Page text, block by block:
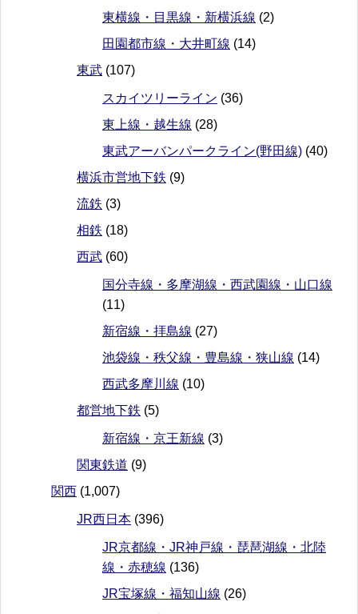
東横線・目黒線・新横浜線 (2)
田園都市線・大井町線 (14)
東武 (107)
スカイツリーライン (36)
東上線・越生線 (28)
東武アーバンパークライン(野田線) (40)
横浜市営地下鉄 (9)
流鉄 (3)
相鉄 (18)
西武 (60)
国分寺線・多摩湖線・西武園線・山口線
(11)
新宿線・拝島線 (27)
池袋線・秩父線・豊島線・狭山線 (14)
西武多摩川線 (10)
都営地下鉄 (5)
新宿線・京王新線 (3)
関東鉄道 (9)
関西 (1,007)
JR西日本 (396)
JR京都線・JR神戸線・琵琶湖線・北陸
線・赤穂線 (136)
JR宝塚線・福知山線 (26)